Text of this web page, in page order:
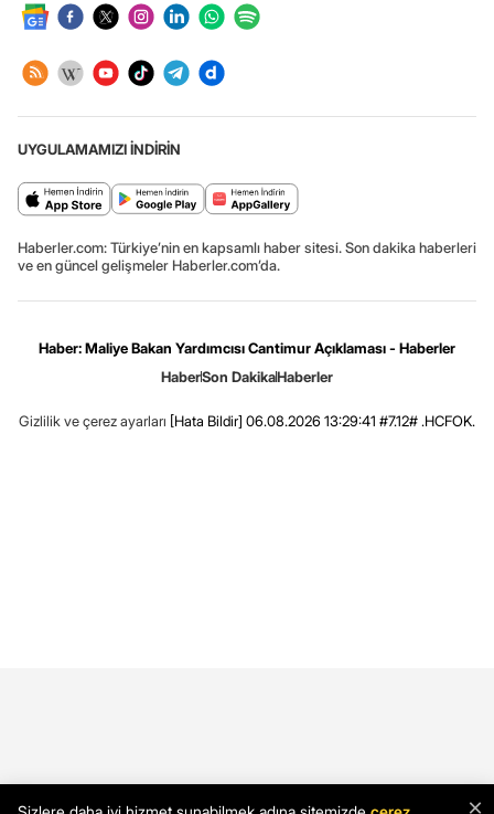
UYGULAMAMIZI İNDİRİN
Haberler.com: Türkiye’nin en kapsamlı haber sitesi. Son dakika haberleri
ve en güncel gelişmeler Haberler.com’da.
Haber: Maliye Bakan Yardımcısı Cantimur Açıklaması - Haberler
HaberSon DakikaHaberler
Gizlilik ve çerez ayarları [Hata Bildir] 06.08.2026 13:29:41 #7.12# .HCFOK.
×